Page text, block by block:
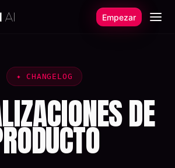
Empezar
✦ CHANGELOG
DE